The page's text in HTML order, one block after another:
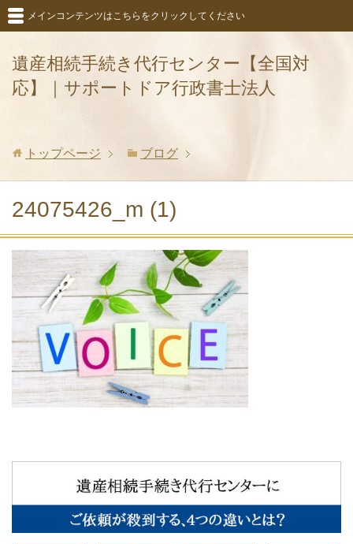
遺産相続手続き代行センター【全国対
応】｜サポートドア行政書士法人
メインコンテンツはこちらをクリックしてください
トップページ ブログ
24075426_m (1)